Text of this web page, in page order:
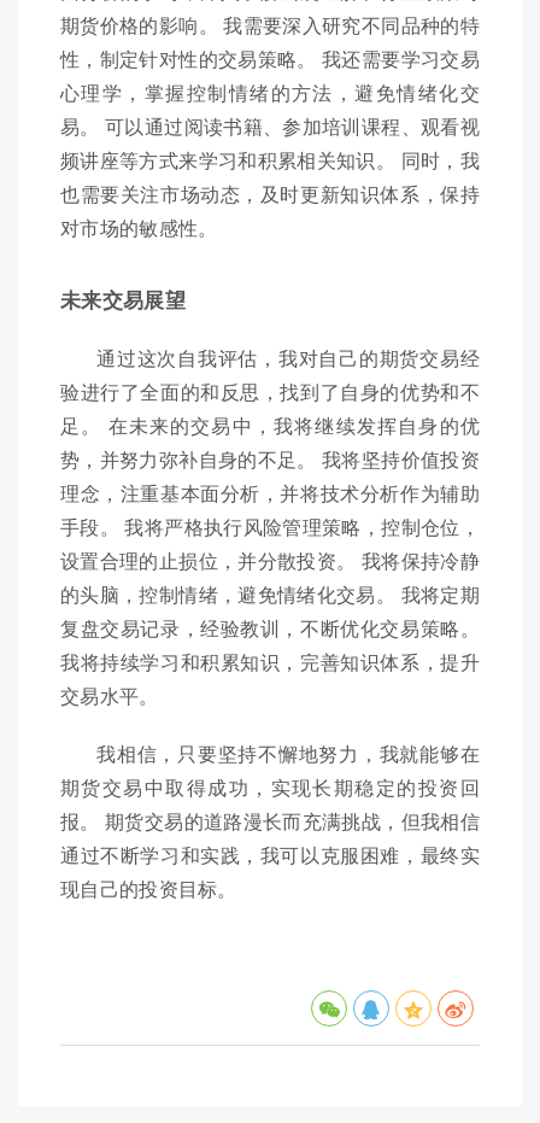
期货价格的影响。 我需要深入研究不同品种的特
性，制定针对性的交易策略。 我还需要学习交易
心理学，掌握控制情绪的方法，避免情绪化交
易。 可以通过阅读书籍、参加培训课程、观看视
频讲座等方式来学习和积累相关知识。 同时，我
也需要关注市场动态，及时更新知识体系，保持
对市场的敏感性。
未来交易展望
通过这次自我评估，我对自己的期货交易经
验进行了全面的和反思，找到了自身的优势和不
足。 在未来的交易中，我将继续发挥自身的优
势，并努力弥补自身的不足。 我将坚持价值投资
理念，注重基本面分析，并将技术分析作为辅助
手段。 我将严格执行风险管理策略，控制仓位，
设置合理的止损位，并分散投资。 我将保持冷静
的头脑，控制情绪，避免情绪化交易。 我将定期
复盘交易记录，经验教训，不断优化交易策略。
我将持续学习和积累知识，完善知识体系，提升
交易水平。
我相信，只要坚持不懈地努力，我就能够在
期货交易中取得成功，实现长期稳定的投资回
报。 期货交易的道路漫长而充满挑战，但我相信
通过不断学习和实践，我可以克服困难，最终实
现自己的投资目标。